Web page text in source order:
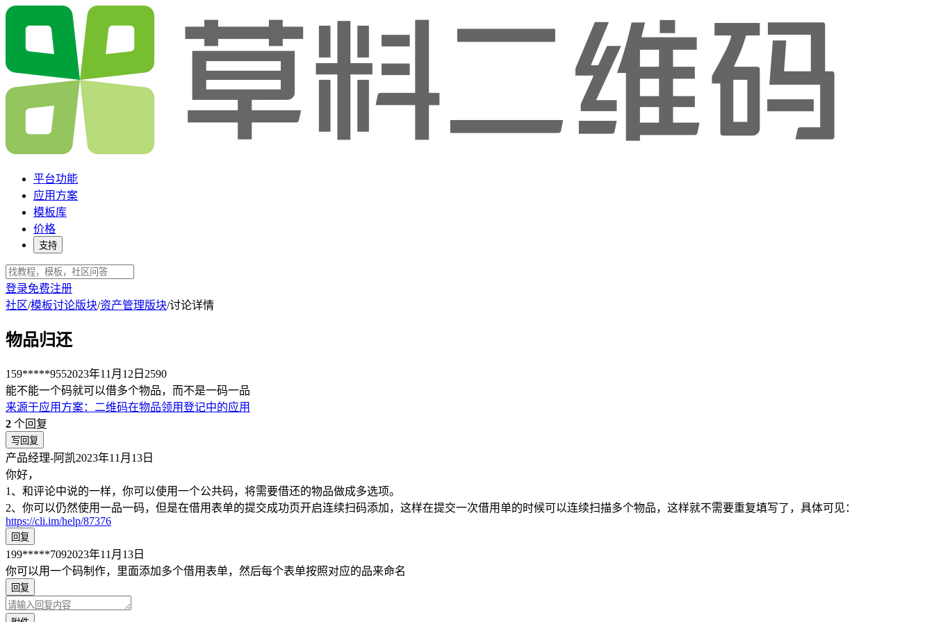
平台功能
应用方案
模板库
价格
支持
登录免费注册
社区/模板讨论版块/资产管理版块/讨论详情
物品归还
159*****9552023年11月12日 2590
能不能一个码就可以借多个物品，而不是一码一品
来源于应用方案： 二维码在物品领用登记中的应用
2 个回复
写回复
产品经理-阿凯2023年11月13日
你好，
1、和评论中说的一样，你可以使用一个公共码，将需要借还的物品做成多选项。
2、你可以仍然使用一品一码，但是在借用表单的提交成功页开启连续扫码添加，这样在提交一次借用单的时候可以连续扫描多个物品，这样就不需要重复填写了，具体可见：
https://cli.im/help/87376
回复
199*****7092023年11月13日
你可以用一个码制作，里面添加多个借用表单，然后每个表单按照对应的品来命名
回复